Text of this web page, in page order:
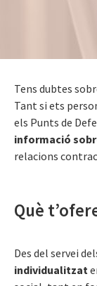
Tens dubtes
Tant si ets
els Punts de
informació
relacions
Què
Des del servei
individualitzat